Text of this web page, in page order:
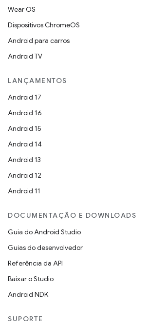
Wear OS
Dispositivos ChromeOS
Android para carros
Android TV
LANÇAMENTOS
Android 17
Android 16
Android 15
Android 14
Android 13
Android 12
Android 11
DOCUMENTAÇÃO E DOWNLOADS
Guia do Android Studio
Guias do desenvolvedor
Referência da API
Baixar o Studio
Android NDK
SUPORTE